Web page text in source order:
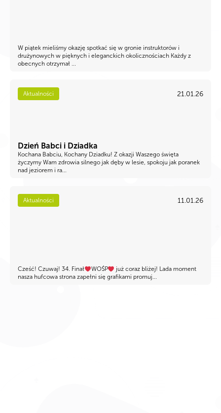
W piątek mieliśmy okazję spotkać się w gronie instruktorów i
drużynowych w pięknych i eleganckich okolicznościach Każdy z
obecnych otrzymał ...
Aktualności 21.01.26
Dzień Babci i Dziadka
Kochana Babciu, Kochany Dziadku! Z okazji Waszego święta
życzymy Wam zdrowia silnego jak dęby w lesie, spokoju jak poranek
nad jeziorem i ra...
Aktualności 11.01.26
Cześć! Czuwaj! 34. Finał WOŚP
już coraz bliżej! Lada moment
nasza hufcowa strona zapełni się grafikami promuj...